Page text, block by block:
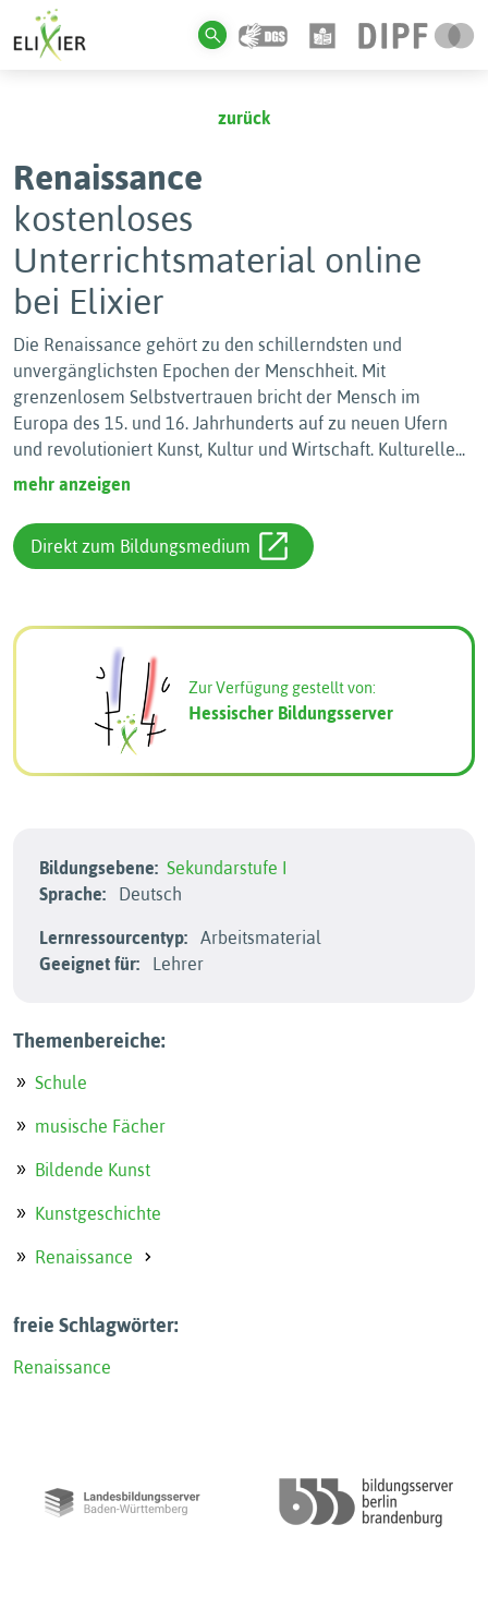
zurück
Renaissance
kostenloses
Unterrichtsmaterial online
bei Elixier
Die Renaissance gehört zu den schillerndsten und
unvergänglichsten Epochen der Menschheit. Mit
grenzenlosem Selbstvertrauen bricht der Mensch im
Europa des 15. und 16. Jahrhunderts auf zu neuen Ufern
und revolutioniert Kunst, Kultur und Wirtschaft. Kulturelle...
mehr anzeigen
Direkt zum Bildungsmedium
Zur Verfügung gestellt von:
Hessischer Bildungsserver
Bildungsebene: Sekundarstufe I
Sprache:
Deutsch
Lernressourcentyp:
Arbeitsmaterial
Geeignet für:
Lehrer
Themenbereiche:
Schule
musische Fächer
Bildende Kunst
Kunstgeschichte
Renaissance
freie Schlagwörter:
Renaissance